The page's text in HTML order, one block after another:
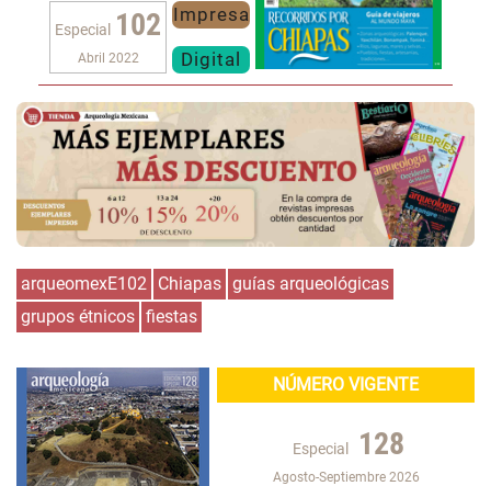
Especial 102
Abril 2022
Impresa
Digital
arqueomexE102 Chiapas guías arqueológicas
grupos étnicos fiestas
NÚMERO VIGENTE
Especial 128
Agosto-Septiembre 2026